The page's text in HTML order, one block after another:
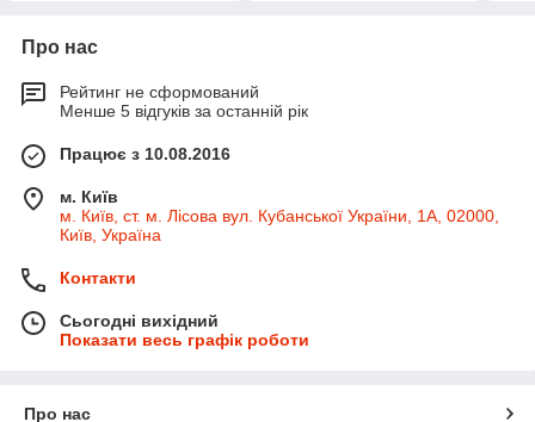
Про нас
Рейтинг не сформований
Менше 5 відгуків за останній рік
Працює з 10.08.2016
м. Київ
м. Київ, ст. м. Лісова вул. Кубанської України, 1А, 02000,
Київ, Україна
Контакти
Сьогодні вихідний
Показати весь графік роботи
Про нас